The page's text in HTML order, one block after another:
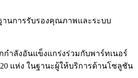
านการรับรองคุณภาพและระบบ
กำลังอันแข็งแกร่งร่วมกับพาร์ทเนอร์
แห่ง ในฐานะผู้ให้บริการด้านโซลูชัน